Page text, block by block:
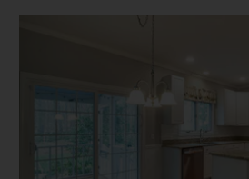
Portrætter